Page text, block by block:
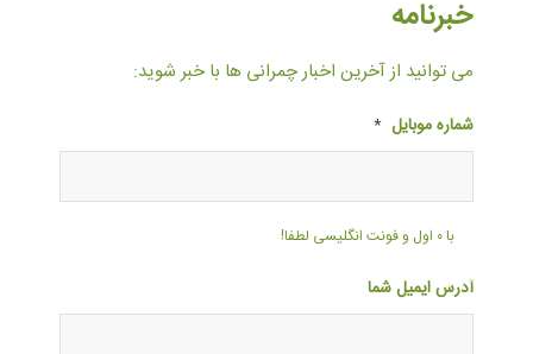
خبرنامه
می توانید از آخرین اخبار چمرانی ها با خبر شوید:
شماره موبایل *
با ۰ اول و فونت انگلیسی لطفا!
آدرس ایمیل شما